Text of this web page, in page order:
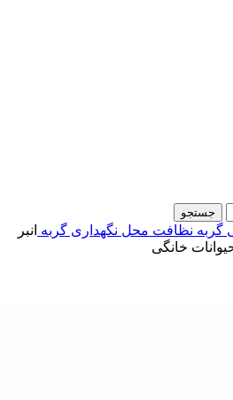
جستجو
گربه نظافت محل نگهداری گربه انبر
خانگی